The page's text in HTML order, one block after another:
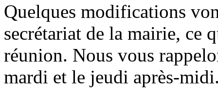
Quelques modifications
secrétariat de la mairie, ce
réunion. Nous vous
mardi et le jeudi après-